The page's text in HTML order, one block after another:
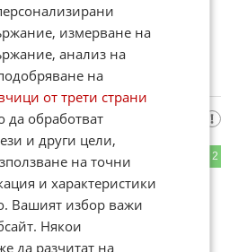
сълзи по Правешкия циганин
ви беше под крилото на
на БКП то....
2
ли те притеснява?
измерване на
анализ на
на
от трети страни
обработват
и други цели,
на точни
и характеристики
Вашият избор важи
Някои
да разчитат на